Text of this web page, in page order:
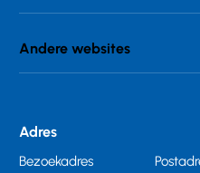
Andere websites
Adres
Bezoekadres